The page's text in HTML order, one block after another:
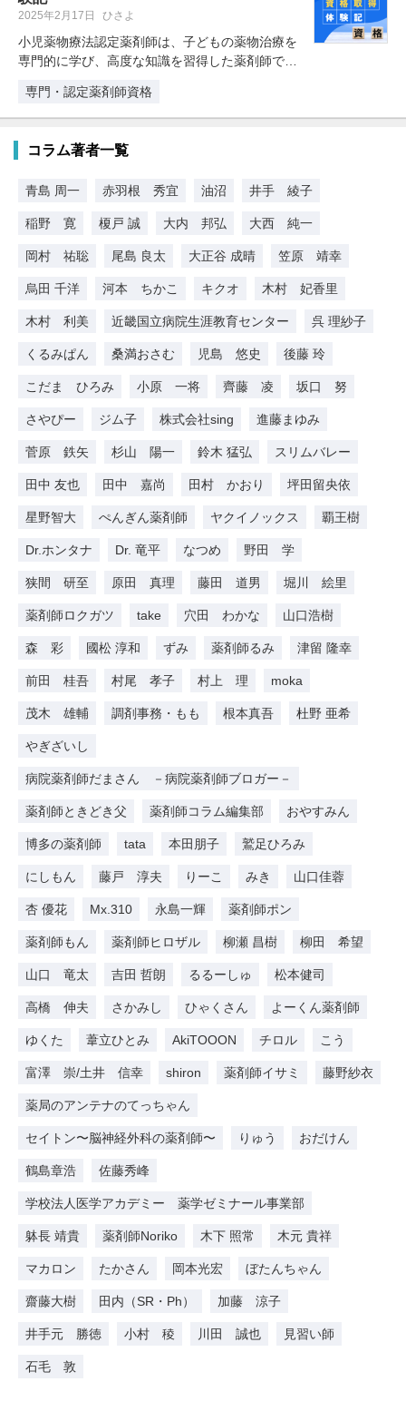
2025年2月17日 ひさよ
小児薬物療法認定薬剤師は、子どもの薬物治療を
専門的に学び、高度な知識を習得した薬剤師で
専門・認定薬剤師資格
コラム著者一覧
青島 周一 赤羽根 秀宜 油沼 井手 綾子
稲野 寛 榎戸 誠 大内 邦弘 大西 純一
岡村 祐聡 尾島 良太 大正谷 成晴 笠原 靖幸
烏田 千洋 河本 ちかこ キクオ 木村 妃香里
木村 利美 近畿国立病院生涯教育センター 呉 理紗子
くるみぱん 桑満おさむ 児島 悠史 後藤 玲
こだま ひろみ 小原 一将 齊藤 凌 坂口 努
さやぴー ジム子 株式会社sing 進藤まゆみ
菅原 鉄矢 杉山 陽一 鈴木 猛弘 スリムバレー
田中 友也 田中 嘉尚 田村 かおり 坪田留央依
星野智大 ぺんぎん薬剤師 ヤクイノックス 覇王樹
Dr.ホンタナ Dr. 竜平 なつめ 野田 学
狭間 研至 原田 真理 藤田 道男 堀川 絵里
薬剤師ロクガツ take 穴田 わかな 山口浩樹
森 彩 國松 淳和 ずみ 薬剤師るみ 津留 隆幸
前田 桂吾 村尾 孝子 村上 理 moka
茂木 雄輔 調剤事務・もも 根本真吾 杜野 亜希
やぎざいし
病院薬剤師だまさん －病院薬剤師ブロガー－
薬剤師ときどき父 薬剤師コラム編集部 おやすみん
博多の薬剤師 tata 本田朋子 鷲足ひろみ
にしもん 藤戸 淳夫 りーこ みき 山口佳蓉
杏 優花 Mx.310 永島一輝 薬剤師ポン
薬剤師もん 薬剤師ヒロザル 柳瀬 昌樹 柳田 希望
山口 竜太 吉田 哲朗 るるーしゅ 松本健司
高橋 伸夫 さかみし ひゃくさん よーくん薬剤師
ゆくた 葦立ひとみ AkiTOOON チロル こう
富澤 崇/土井 信幸 shiron 薬剤師イサミ 藤野紗衣
薬局のアンテナのてっちゃん
セイトン〜脳神経外科の薬剤師〜 りゅう おだけん
鶴島章浩 佐藤秀峰
学校法人医学アカデミー 薬学ゼミナール事業部
躰長 靖貴 薬剤師Noriko 木下 照常 木元 貴祥
マカロン たかさん 岡本光宏 ぼたんちゃん
齋藤大樹 田内（SR・Ph） 加藤 涼子
井手元 勝徳 小村 稜 川田 誠也 見習い師
石毛 敦